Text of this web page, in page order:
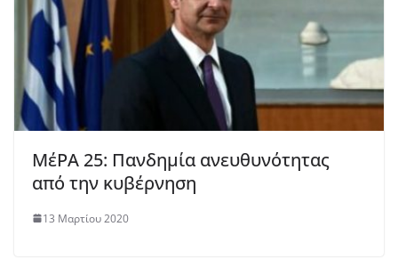
ΜέΡΑ 25: Πανδημία ανευθυνότητας
από την κυβέρνηση
13 Μαρτίου 2020